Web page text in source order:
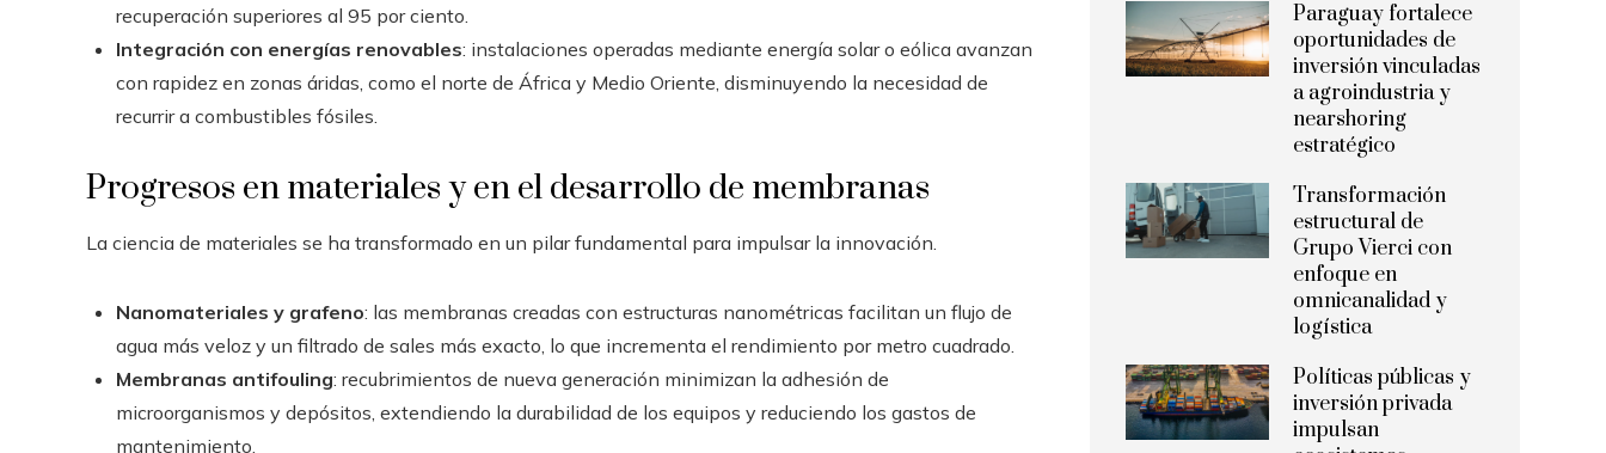
recuperación superiores al 95 por ciento.
Integración con energías renovables: instalaciones operadas mediante energía solar o eólica avanzan
con rapidez en zonas áridas, como el norte de África y Medio Oriente, disminuyendo la necesidad de
recurrir a combustibles fósiles.
Progresos en materiales y en el desarrollo de membranas
La ciencia de materiales se ha transformado en un pilar fundamental para impulsar la innovación.
Nanomateriales y grafeno: las membranas creadas con estructuras nanométricas facilitan un flujo de
agua más veloz y un filtrado de sales más exacto, lo que incrementa el rendimiento por metro cuadrado.
Membranas antifouling: recubrimientos de nueva generación minimizan la adhesión de
microorganismos y depósitos, extendiendo la durabilidad de los equipos y reduciendo los gastos de
mantenimiento.
Paraguay fortalece
oportunidades de
inversión vinculadas
a agroindustria y
nearshoring
estratégico
Transformación
estructural de
Grupo Vierci con
enfoque en
omnicanalidad y
logística
Políticas públicas y
inversión privada
impulsan